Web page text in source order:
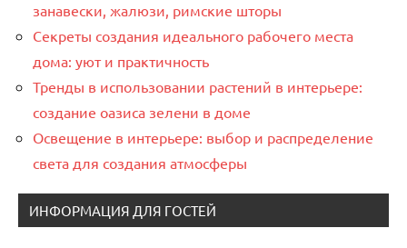
занавески, жалюзи, римские шторы
Секреты создания идеального рабочего места
дома: уют и практичность
Тренды в использовании растений в интерьере:
создание оазиса зелени в доме
Освещение в интерьере: выбор и распределение
света для создания атмосферы
ИНФОРМАЦИЯ ДЛЯ ГОСТЕЙ